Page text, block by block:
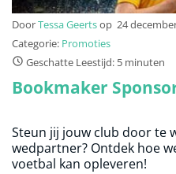
DoorTessa Geertsop 24
Categorie: Promoties
Geschatte Leestijd: 5 minuten
Bookmaker
Steun jij jouw club door te
wedpartner? Ontdek hoe
voetbal kan opleveren!